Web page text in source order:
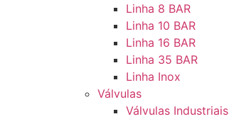
Linha 8 BAR
Linha 10 BAR
Linha 16 BAR
Linha 35 BAR
Linha Inox
Válvulas
Válvulas Industriais